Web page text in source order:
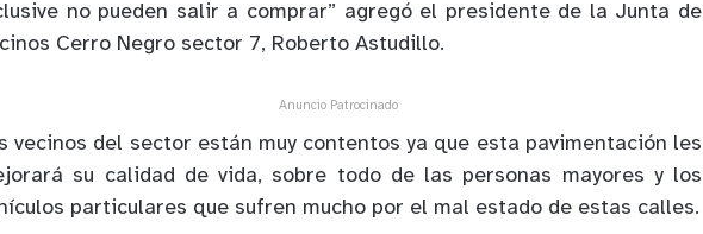
no pueden salir a comprar” agregó el presidente de la Junta de
Cerro Negro sector 7, Roberto Astudillo.
Anuncio Patrocinado
vecinos del sector están muy contentos ya que esta pavimentación les
su calidad de vida, sobre todo de las personas mayores y los
particulares que sufren mucho por el mal estado de estas calles.